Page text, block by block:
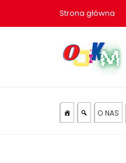
Strona główna
O NAS